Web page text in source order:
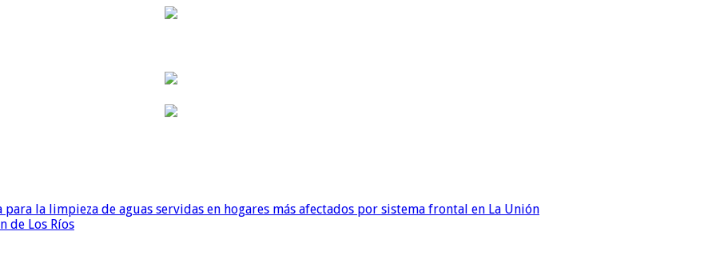
la limpieza de aguas servidas en hogares más afectados por sistema frontal en La Unión
de Los Ríos